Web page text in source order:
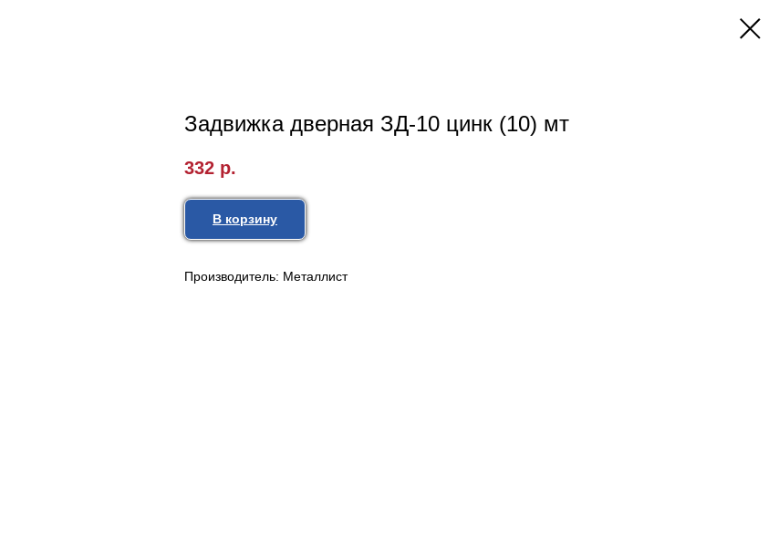
Задвижка дверная ЗД-10 цинк (10) мт
332 р.
В корзину
Производитель: Металлист